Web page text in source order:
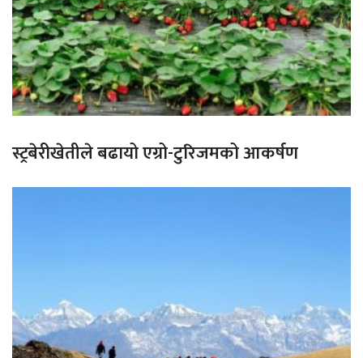
स्ट्रबेरीखेतीले बढायो एग्रो-टुरिजमको आकर्षण